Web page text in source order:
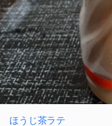
ほうじ茶ラテ